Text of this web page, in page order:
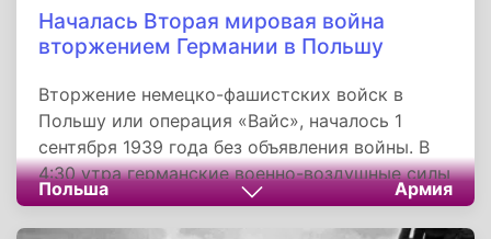
Началась Вторая мировая война
вторжением Германии в Польшу
Вторжение немецко-фашистских войск в
Польшу или операция «Вайс», началось 1
сентября 1939 года без объявления войны. В
4:30 утра германские военно-воздушные силы
нанесли удар по польским аэродромам,
броненосец «Шлезвиг-Гольштейн» открыл
Польша Армия